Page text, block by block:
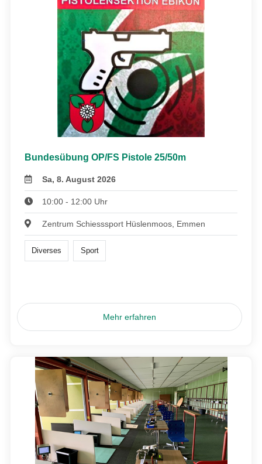
Bundesübung OP/FS Pistole 25/50m
Sa, 8. August 2026
10:00 - 12:00 Uhr
Zentrum Schiesssport Hüslenmoos, Emmen
Diverses Sport
Mehr erfahren